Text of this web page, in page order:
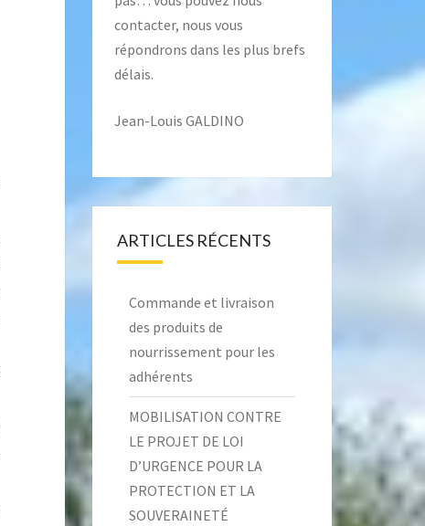
contacter, nous vous
répondrons dans les plus brefs
délais.
Jean-Louis GALDINO
ARTICLES RÉCENTS
Commande et livraison
des produits de
nourrissement pour les
adhérents
MOBILISATION CONTRE
LE PROJET DE LOI
D’URGENCE POUR LA
PROTECTION ET LA
SOUVERAINETÉ